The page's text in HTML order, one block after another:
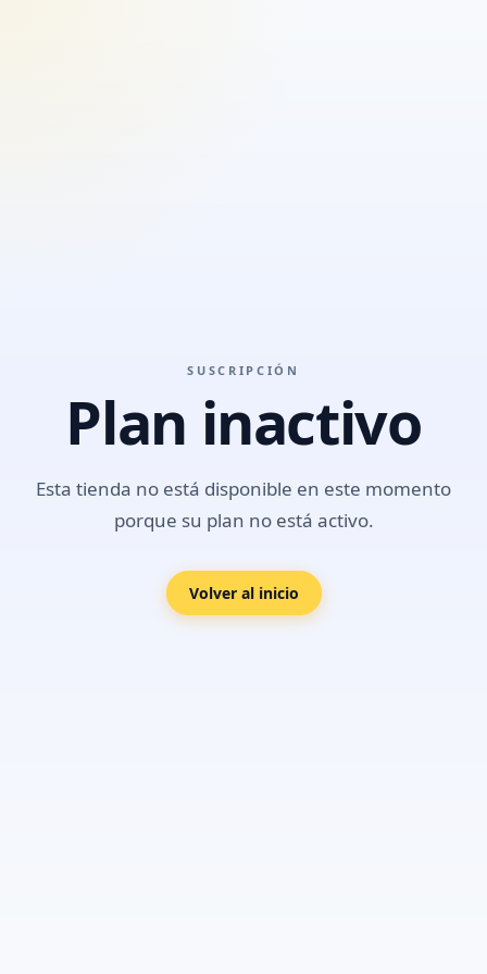
SUSCRIPCIÓN
Plan inactivo
Esta tienda no está disponible en este momento
porque su plan no está activo.
Volver al inicio